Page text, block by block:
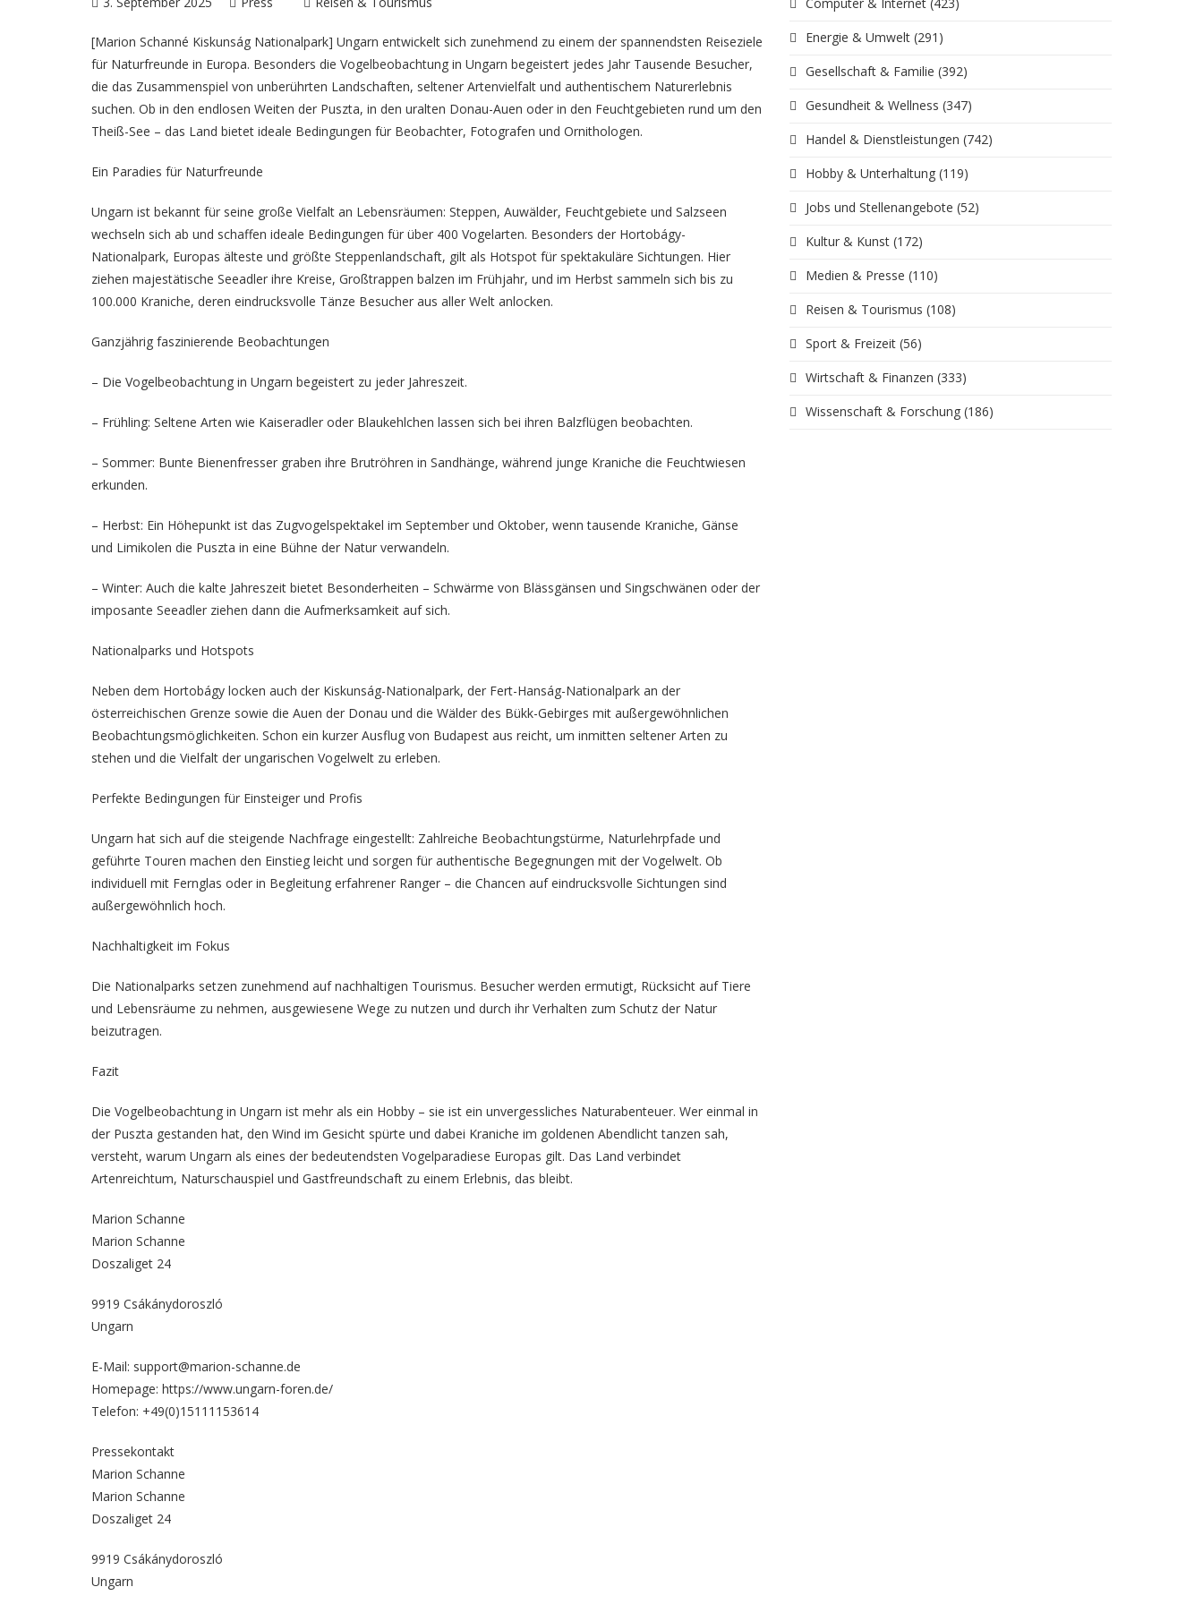
[Marion Schanné Kiskunság Nationalpark] Ungarn entwickelt sich zunehmend zu einem der spannendsten Reiseziele
für Naturfreunde in Europa. Besonders die Vogelbeobachtung in Ungarn begeistert jedes Jahr Tausende Besucher,
die das Zusammenspiel von unberührten Landschaften, seltener Artenvielfalt und authentischem Naturerlebnis
suchen. Ob in den endlosen Weiten der Puszta, in den uralten Donau-Auen oder in den Feuchtgebieten rund um den
Theiß-See – das Land bietet ideale Bedingungen für Beobachter, Fotografen und Ornithologen.
Ein Paradies für Naturfreunde
Ungarn ist bekannt für seine große Vielfalt an Lebensräumen: Steppen, Auwälder, Feuchtgebiete und Salzseen
wechseln sich ab und schaffen ideale Bedingungen für über 400 Vogelarten. Besonders der Hortobágy-
Nationalpark, Europas älteste und größte Steppenlandschaft, gilt als Hotspot für spektakuläre Sichtungen. Hier
ziehen majestätische Seeadler ihre Kreise, Großtrappen balzen im Frühjahr, und im Herbst sammeln sich bis zu
100.000 Kraniche, deren eindrucksvolle Tänze Besucher aus aller Welt anlocken.
Ganzjährig faszinierende Beobachtungen
– Die Vogelbeobachtung in Ungarn begeistert zu jeder Jahreszeit.
– Frühling: Seltene Arten wie Kaiseradler oder Blaukehlchen lassen sich bei ihren Balzflügen beobachten.
– Sommer: Bunte Bienenfresser graben ihre Brutröhren in Sandhänge, während junge Kraniche die Feuchtwiesen
erkunden.
– Herbst: Ein Höhepunkt ist das Zugvogelspektakel im September und Oktober, wenn tausende Kraniche, Gänse
und Limikolen die Puszta in eine Bühne der Natur verwandeln.
– Winter: Auch die kalte Jahreszeit bietet Besonderheiten – Schwärme von Blässgänsen und Singschwänen oder der
imposante Seeadler ziehen dann die Aufmerksamkeit auf sich.
Nationalparks und Hotspots
Neben dem Hortobágy locken auch der Kiskunság-Nationalpark, der Fert-Hanság-Nationalpark an der
österreichischen Grenze sowie die Auen der Donau und die Wälder des Bükk-Gebirges mit außergewöhnlichen
Beobachtungsmöglichkeiten. Schon ein kurzer Ausflug von Budapest aus reicht, um inmitten seltener Arten zu
stehen und die Vielfalt der ungarischen Vogelwelt zu erleben.
Perfekte Bedingungen für Einsteiger und Profis
Ungarn hat sich auf die steigende Nachfrage eingestellt: Zahlreiche Beobachtungstürme, Naturlehrpfade und
geführte Touren machen den Einstieg leicht und sorgen für authentische Begegnungen mit der Vogelwelt. Ob
individuell mit Fernglas oder in Begleitung erfahrener Ranger – die Chancen auf eindrucksvolle Sichtungen sind
außergewöhnlich hoch.
Nachhaltigkeit im Fokus
Die Nationalparks setzen zunehmend auf nachhaltigen Tourismus. Besucher werden ermutigt, Rücksicht auf Tiere
und Lebensräume zu nehmen, ausgewiesene Wege zu nutzen und durch ihr Verhalten zum Schutz der Natur
beizutragen.
Fazit
Die Vogelbeobachtung in Ungarn ist mehr als ein Hobby – sie ist ein unvergessliches Naturabenteuer. Wer einmal in
der Puszta gestanden hat, den Wind im Gesicht spürte und dabei Kraniche im goldenen Abendlicht tanzen sah,
versteht, warum Ungarn als eines der bedeutendsten Vogelparadiese Europas gilt. Das Land verbindet
Artenreichtum, Naturschauspiel und Gastfreundschaft zu einem Erlebnis, das bleibt.
Marion Schanne
Marion Schanne
Doszaliget 24
9919 Csákánydoroszló
Ungarn
E-Mail: support@marion-schanne.de
Homepage: https://www.ungarn-foren.de/
Telefon: +49(0)15111153614
Pressekontakt
Marion Schanne
Marion Schanne
Doszaliget 24
9919 Csákánydoroszló
Ungarn
Energie & Umwelt (291)
Gesellschaft & Familie (392)
Gesundheit & Wellness (347)
Handel & Dienstleistungen (742)
Hobby & Unterhaltung (119)
Jobs und Stellenangebote (52)
Kultur & Kunst (172)
Medien & Presse (110)
Reisen & Tourismus (108)
Sport & Freizeit (56)
Wirtschaft & Finanzen (333)
Wissenschaft & Forschung (186)